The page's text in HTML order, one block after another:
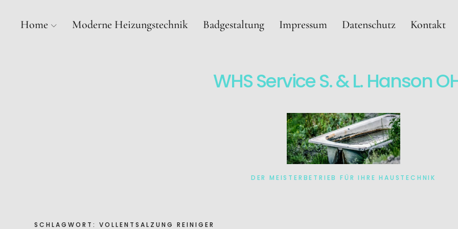
Home Moderne Heizungstechnik Badgestaltung Impressum Datenschutz Kontakt
WHS Service S. & L. Hanson
DER MEISTERBETRIEB FÜR IHRE HAUSTECHNIK
SCHLAGWORT: VOLLENTSALZUNG REINIGER